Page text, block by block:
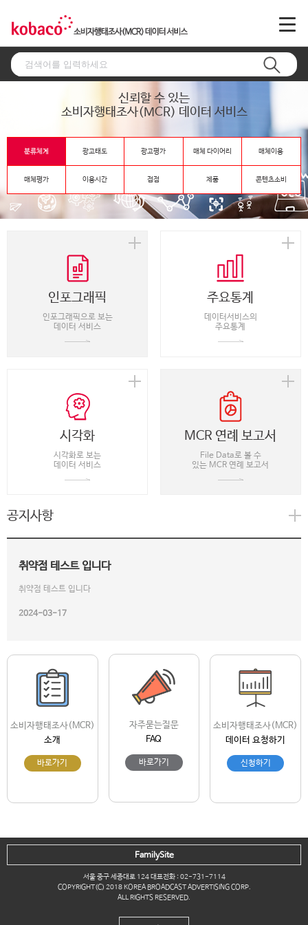
신뢰할 수 있는
소비자행태조사(MCR) 데이터 서비스
분류체계 광고태도 광고평가 매체 다이어리 매체이용
매체평가 이용시간 접점 제품 콘텐츠소비
인포그래픽
인포그래픽으로 보는
데이터 서비스
주요통계
데이터서비스의
주요통계
시각화
시각화로 보는
데이터 서비스
MCR 연례 보고서
File Data로 볼 수
있는 MCR 연례 보고서
공지사항
취약점 테스트 입니다
취약점 테스트 입니다
2024-03-17
소비자행태조사(MCR)
소개
바로가기
자주묻는질문
FAQ
바로가기
소비자행태조사(MCR)
데이터 요청하기
신청하기
서울 중구 세종대로 124 대표전화 : 02-731-7114
COPYRIGHT(C) 2018 KOREA BROADCAST ADVERTISING CORP.
ALL RIGHTS RESERVED.
FamilySite